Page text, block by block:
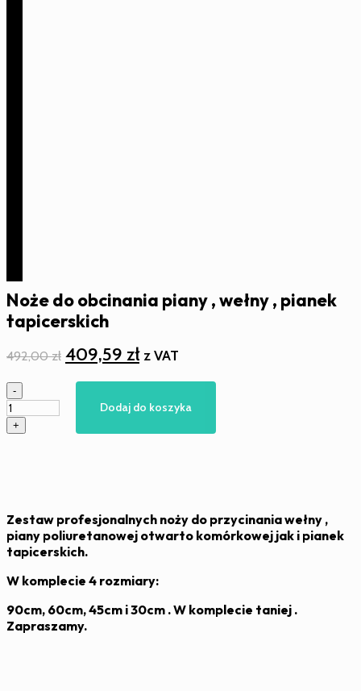
Noże do obcinania piany , wełny , pianek
tapicerskich
492,00zł Pierwotna
492,00 zł.
409,59 złAktualna
409,59 zł.
z VAT
ilość
Noże
do
obcinania
pianek
tapicerskich
-
+
Dodaj do koszyka
Zestaw profesjonalnych noży do przycinania wełny ,
piany poliuretanowej otwarto komórkowej jak i pianek
tapicerskich.
W komplecie 4 rozmiary:
90cm, 60cm, 45cm i 30cm . W komplecie taniej .
Zapraszamy.